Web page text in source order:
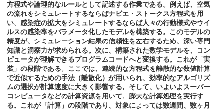
方程式や論理的なルールとして記述する作業である。例えば、空気
の流れをシミュレートするならばナビエ・ストークス方程式を用
い、感染症の拡大をシミュレートするならば人々の行動様式やウイ
ルスの感染率をパラメータ化したモデルを構築する。このモデルの
精度が、シミュレーション結果の信頼性を左右するため、深い専門
知識と洞察力が求められる。次に、構築された数学モデルを、コン
ピュータが理解できるプログラムコードへと変換する。これが「実
装」の段階である。ここでは、連続的な方程式を離散的な数値計算
で近似するための手法（離散化）が用いられ、効率的なアルゴリズ
ムの選択が計算速度に大きく影響する。そして、いよいよスーパー
コンピュータなどの計算資源を用いて、膨大な計算処理を実行す
る。これが「計算」の段階であり、対象によっては数週間、数ヶ月